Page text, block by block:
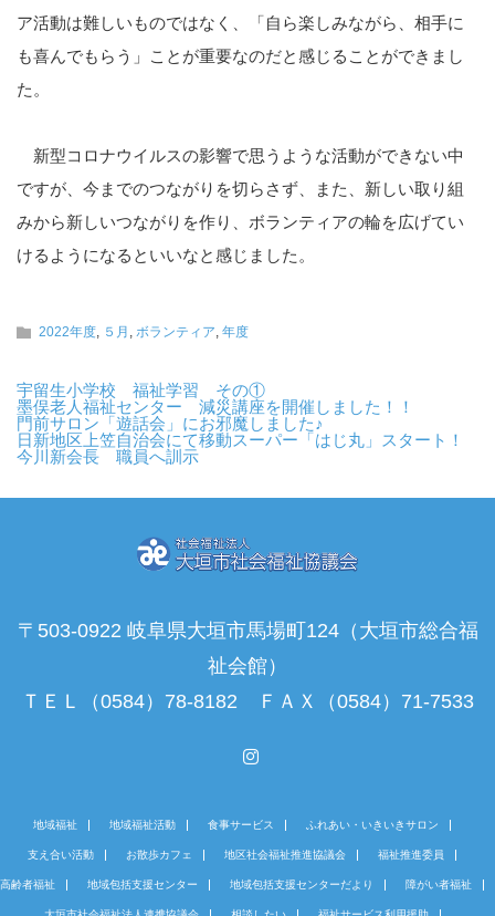
ア活動は難しいものではなく、「自ら楽しみながら、相手に
も喜んでもらう」ことが重要なのだと感じることができまし
た。
新型コロナウイルスの影響で思うような活動ができない中
ですが、今までのつながりを切らさず、また、新しい取り組
みから新しいつながりを作り、ボランティアの輪を広げてい
けるようになるといいなと感じました。
2022年度 ５月 ボランティア 年度
宇留生小学校 福祉学習 その①
墨俣老人福祉センター 減災講座を開催しました！！
門前サロン「遊話会」にお邪魔しました♪
日新地区上笠自治会にて移動スーパー「はじ丸」スタート！
今川新会長 職員へ訓示
〒503-0922 岐阜県大垣市馬場町124（大垣市総合福
祉会館）
ＴＥＬ（0584）78-8182 ＦＡＸ（0584）71-7533
地域福祉 地域福祉活動 食事サービス ふれあい・いきいきサロン
支え合い活動 お散歩カフェ 地区社会福祉推進協議会 福祉推進委員
高齢者福祉 地域包括支援センター 地域包括支援センターだより 障がい者福祉